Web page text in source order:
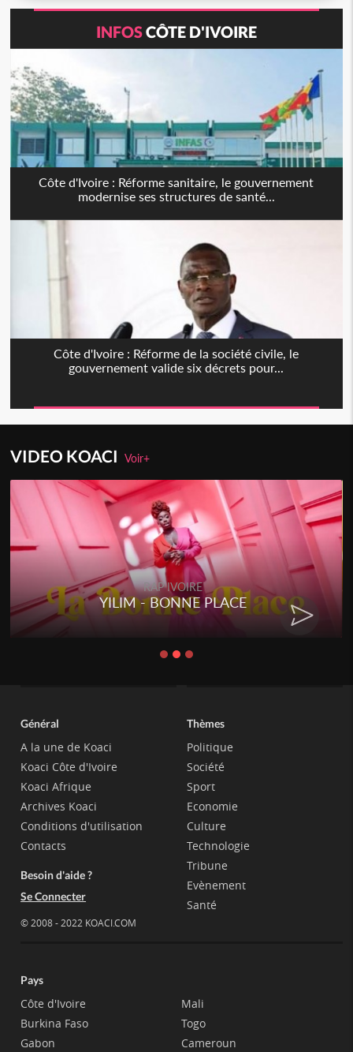
INFOSCÔTE D'IVOIRE
Côte d'Ivoire : Réforme sanitaire, le gouvernement
modernise ses structures de santé...
Côte d'Ivoire : Réforme de la société civile, le
gouvernement valide six décrets pour...
VIDEO KOACIVoir+
RAP IVOIRE
YILIM - BONNE PLACE
Général
A la une de Koaci
Koaci Côte d'Ivoire
Koaci Afrique
Archives Koaci
Conditions d'utilisation
Contacts
Besoin d'aide ?
Se Connecter
© 2008 - 2022 KOACI.COM
Thèmes
Politique
Société
Sport
Economie
Culture
Technologie
Tribune
Evènement
Santé
Pays
Côte d'Ivoire
Burkina Faso
Gabon
Mali
Togo
Cameroun